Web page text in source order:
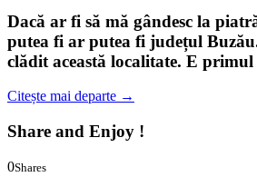
Dacă ar fi să mă gândesc la
putea fi ar putea fi județul
clădit această localitate. E primul
Citește mai departe →
Share and Enjoy !
0Shares